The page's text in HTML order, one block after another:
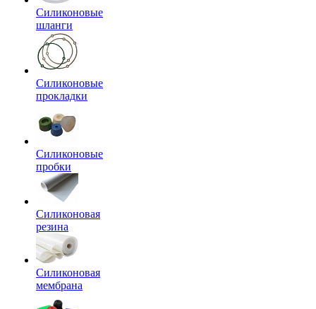
Силиконовые
шланги
Силиконовые
прокладки
Силиконовые
пробки
Силиконовая
резина
Силиконовая
мембрана